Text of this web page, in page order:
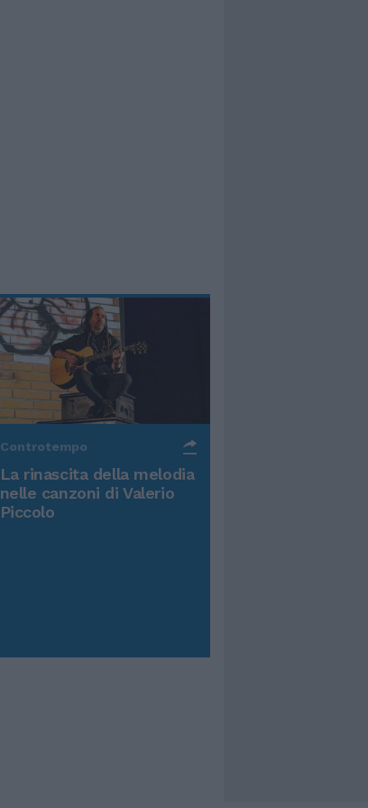
Controtempo
La rinascita della melodia
nelle canzoni di Valerio
Piccolo